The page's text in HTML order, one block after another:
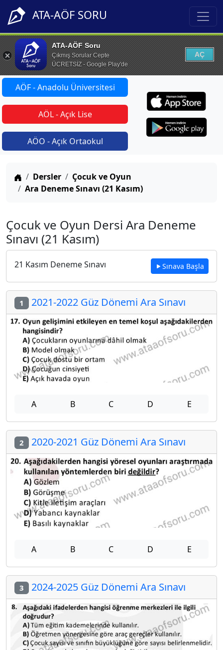
ATA-AÖF SORU
ATA-AÖF Soru
Çıkmış Sorular Cepte
ÜCRETSİZ - Google Play'de
AÇ
AÖF - Anadolu Üniversitesi
AÖL - Açık Lise
AÖO - Açık Ortaokul
Anasayfa
Dersler
Çocuk ve Oyun
Ara Deneme Sınavı (21 Kasım)
Çocuk ve Oyun Dersi Ara Deneme
Sınavı (21 Kasım)
21 Kasım Deneme Sınavı Sınava Başla
1 2021-2022 Güz Dönemi Ara Sınavı
A B C D E
2 2020-2021 Güz Dönemi Ara Sınavı
A B C D E
3 2024-2025 Güz Dönemi Ara Sınavı